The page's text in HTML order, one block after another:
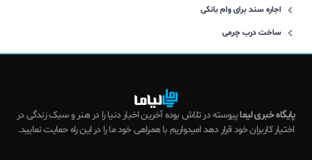
اجاره سند برای وام بانکی
ساخت درب چرمی
پایگاه خبری لیماپیوسته در تلاش بوده آخرین اخبار دنیا را در هنر و سبک زندگی در
اختیار کاربران خود قرار دهد امیدواریم با همراهی خود ما را در این راه حمایت نمایید.